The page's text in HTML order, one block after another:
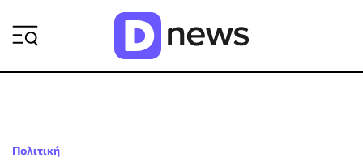
Πολιτική